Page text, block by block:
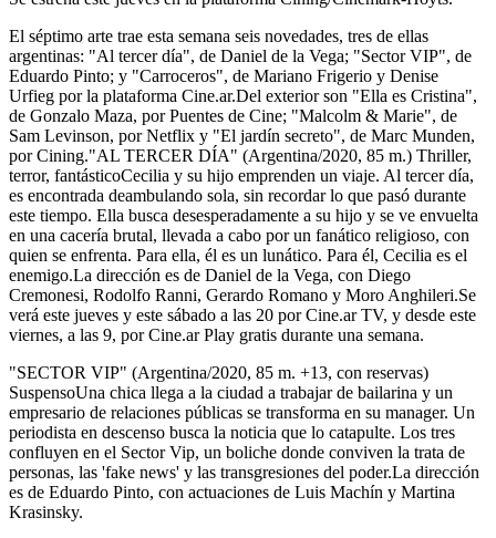
El séptimo arte trae esta semana seis novedades, tres de ellas
argentinas: "Al tercer día", de Daniel de la Vega; "Sector VIP", de
Eduardo Pinto; y "Carroceros", de Mariano Frigerio y Denise
Urfieg por la plataforma Cine.ar.Del exterior son "Ella es Cristina",
de Gonzalo Maza, por Puentes de Cine; "Malcolm & Marie", de
Sam Levinson, por Netflix y "El jardín secreto", de Marc Munden,
por Cining."AL TERCER DÍA" (Argentina/2020, 85 m.) Thriller,
terror, fantásticoCecilia y su hijo emprenden un viaje. Al tercer día,
es encontrada deambulando sola, sin recordar lo que pasó durante
este tiempo. Ella busca desesperadamente a su hijo y se ve envuelta
en una cacería brutal, llevada a cabo por un fanático religioso, con
quien se enfrenta. Para ella, él es un lunático. Para él, Cecilia es el
enemigo.La dirección es de Daniel de la Vega, con Diego
Cremonesi, Rodolfo Ranni, Gerardo Romano y Moro Anghileri.Se
verá este jueves y este sábado a las 20 por Cine.ar TV, y desde este
viernes, a las 9, por Cine.ar Play gratis durante una semana.
"SECTOR VIP" (Argentina/2020, 85 m. +13, con reservas)
SuspensoUna chica llega a la ciudad a trabajar de bailarina y un
empresario de relaciones públicas se transforma en su manager. Un
periodista en descenso busca la noticia que lo catapulte. Los tres
confluyen en el Sector Vip, un boliche donde conviven la trata de
personas, las 'fake news' y las transgresiones del poder.La dirección
es de Eduardo Pinto, con actuaciones de Luis Machín y Martina
Krasinsky.